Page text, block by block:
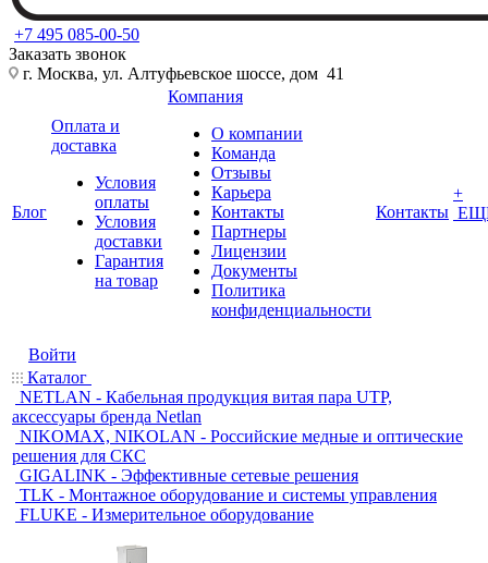
+7 495 085-00-50
Заказать звонок
г. Москва, ул. Алтуфьевское шоссе, дом 41
Блог
Оплата и
доставка
Условия
оплаты
Условия
доставки
Гарантия
на товар
Компания
О компании
Команда
Отзывы
Карьера
Контакты
Партнеры
Лицензии
Документы
Политика
конфиденциальности
Контакты
+
Войти
Каталог
NETLAN - Кабельная продукция витая пара UTP,
аксессуары бренда Netlan
NIKOMAX, NIKOLAN - Российские медные и оптические
решения для СКС
GIGALINK - Эффективные сетевые решения
TLK - Монтажное оборудование и системы управления
FLUKE - Измерительное оборудование